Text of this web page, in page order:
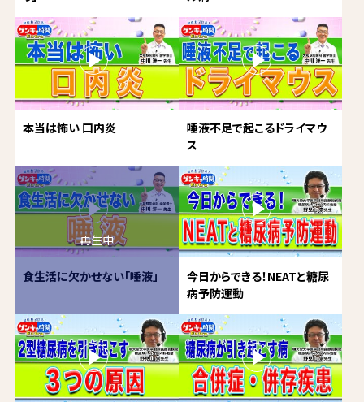
本当は怖い 口内炎
唾液不足で起こるドライマウ
ス
食生活に欠かせない「唾液」
今日からできる！NEATと糖尿
病予防運動